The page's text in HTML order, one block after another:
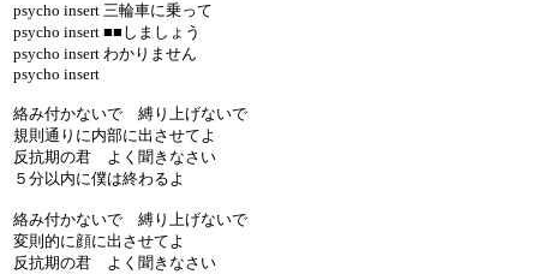
psycho insert 三輪車に乗って
psycho insert ■■しましょう
psycho insert わかりません
psycho insert
絡み付かないで 縛り上げないで
規則通りに内部に出させてよ
反抗期の君 よく聞きなさい
５分以内に僕は終わるよ
絡み付かないで 縛り上げないで
変則的に顔に出させてよ
反抗期の君 よく聞きなさい